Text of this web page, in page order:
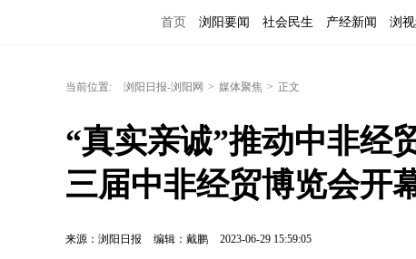
首页 浏阳要闻 社会民生 产经新闻 浏
当前位置: 浏阳日报-浏阳网 > 媒体聚焦 > 正文
“真实亲诚”推动中非
三届中非经贸博览会开
来源：浏阳日报 编辑：戴鹏 2023-06-29 15:59:05